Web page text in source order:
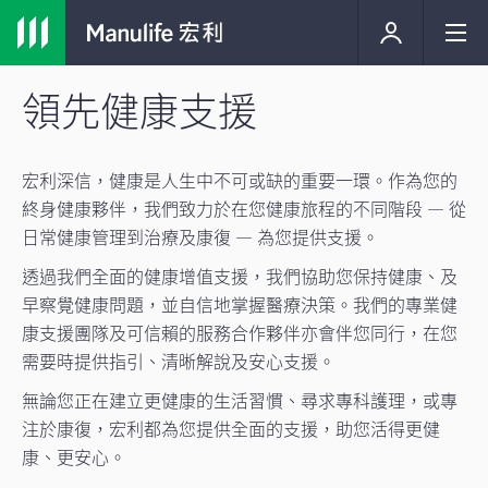
領先健康支援
宏利深信，健康是人生中不可或缺的重要一環。作為您的
終身健康夥伴，我們致力於在您健康旅程的不同階段 — 從
日常健康管理到治療及康復 — 為您提供支援。
透過我們全面的健康增值支援，我們協助您保持健康、及
早察覺健康問題，並自信地掌握醫療決策。我們的專業健
康支援團隊及可信賴的服務合作夥伴亦會伴您同行，在您
需要時提供指引、清晰解說及安心支援。
無論您正在建立更健康的生活習慣、尋求專科護理，或專
注於康復，宏利都為您提供全面的支援，助您活得更健
康、更安心。